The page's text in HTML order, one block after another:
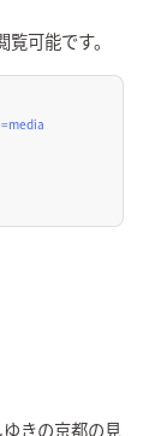
可能です。
きの京都の見